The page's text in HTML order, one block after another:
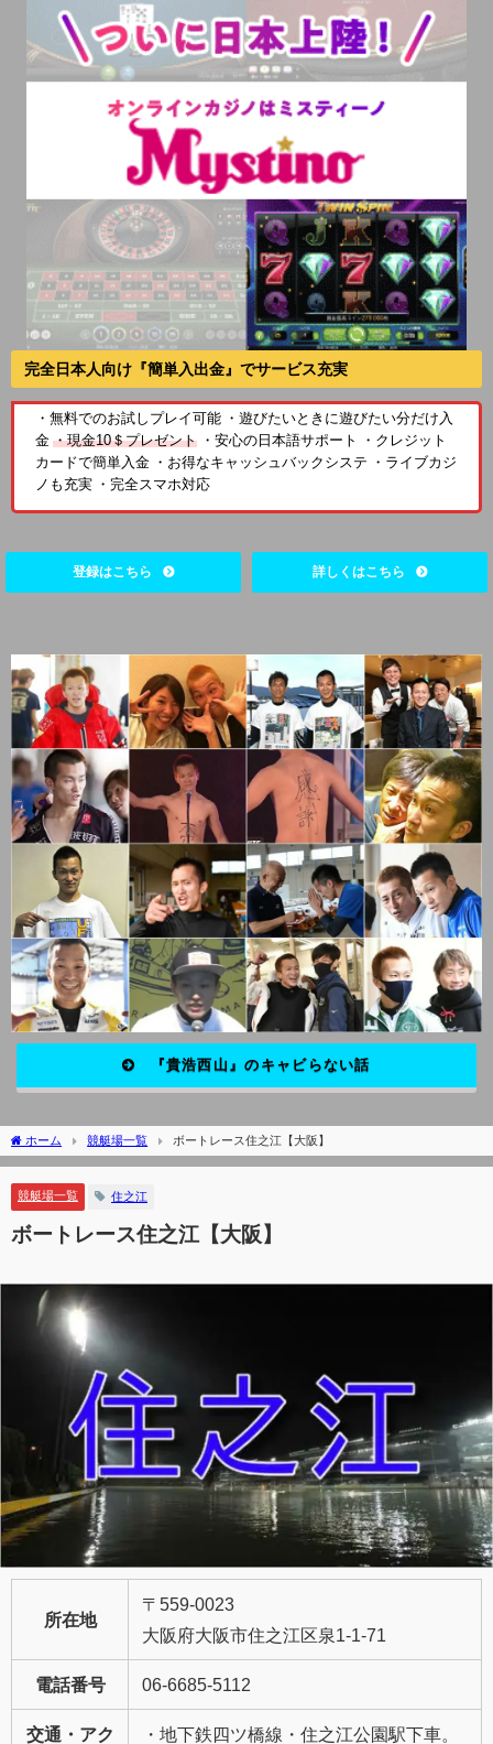
完全日本人向け『簡単入出金』でサービス充実
・無料でのお試しプレイ可能 ・遊びたいときに遊びたい分だけ入
金・現金10＄プレゼント ・安心の日本語サポート ・クレジット
カードで簡単入金 ・お得なキャッシュバックシステ ・ライブカジ
ノも充実 ・完全スマホ対応
登録はこちら 詳しくはこちら
『貴浩西山』のキャビらない話
ホーム 競艇場一覧 ボートレース住之江【大阪】
競艇場一覧 住之江
ボートレース住之江【大阪】
所在地
〒559-0023
大阪府大阪市住之江区泉1-1-71
電話番号 06-6685-5112
交通・アク
・地下鉄四ツ橋線・住之江公園駅下車。